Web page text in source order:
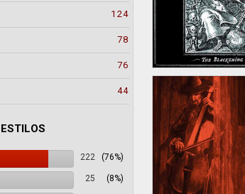
124
78
76
44
ESTILOS
222 (76%)
25 (8%)